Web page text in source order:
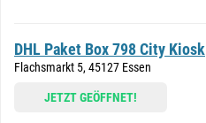
DHL Paket Box 798 City Kiosk
Flachsmarkt 5, 45127 Essen
JETZT GEÖFFNET!